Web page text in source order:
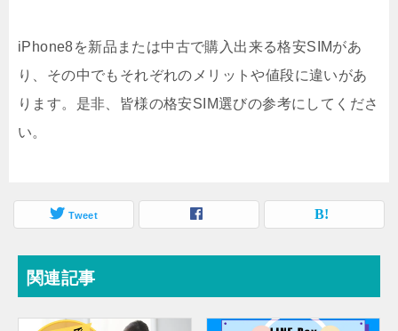
iPhone8を新品または中古で購入出来る格安SIMがあ
り、その中でもそれぞれのメリットや値段に違いがあ
ります。是非、皆様の格安SIM選びの参考にしてくださ
い。
Tweet
関連記事